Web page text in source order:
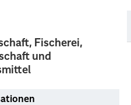
Fischerei,
und